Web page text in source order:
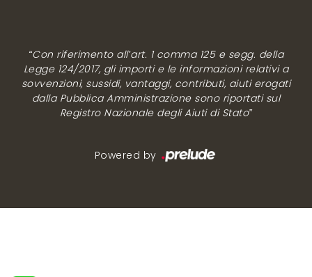
“Con riferimento all’art. 1 comma 125 e segg. della
Legge 124/2017, gli importi e le informazioni relativi a
sovvenzioni, sussidi, vantaggi, contributi, aiuti erogati
dalla Pubblica Amministrazione sono riportati sul
Registro Nazionale degli Aiuti di Stato”
Powered by